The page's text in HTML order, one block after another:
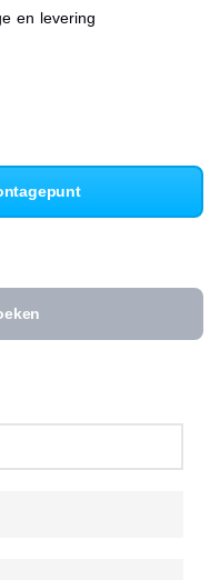
en levering